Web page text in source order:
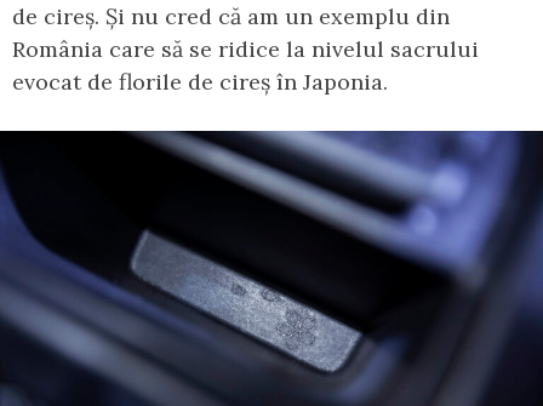
de cireș. Și nu cred că am un exemplu din
România care să se ridice la nivelul sacrului
evocat de florile de cireș în Japonia.